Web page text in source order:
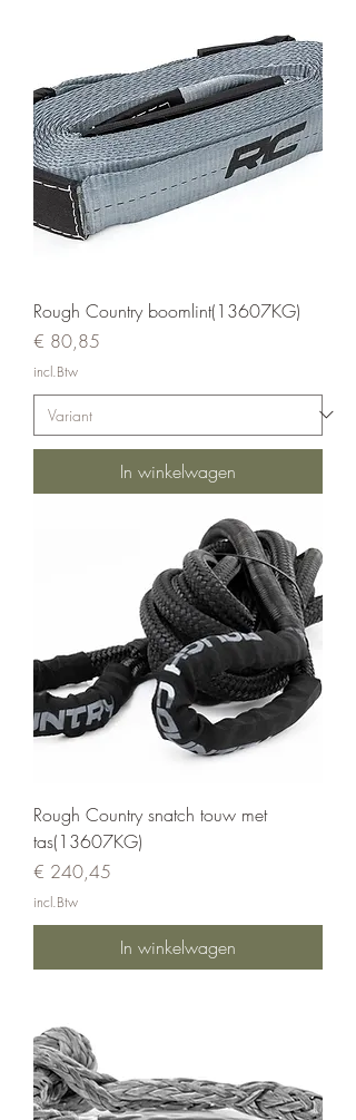
Rough Country boomlint(13607KG)
Prijs
€ 80,85
incl.Btw
In winkelwagen
Rough Country snatch touw met
tas(13607KG)
Prijs
€ 240,45
incl.Btw
In winkelwagen